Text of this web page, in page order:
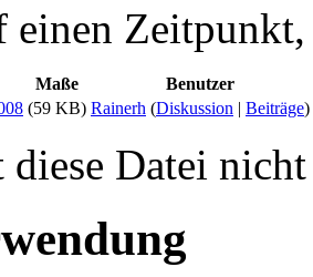
Zeitpunkt,
Maße
Benutzer
(59 KB) Rainerh (Diskussion | Beiträge)
diese Datei